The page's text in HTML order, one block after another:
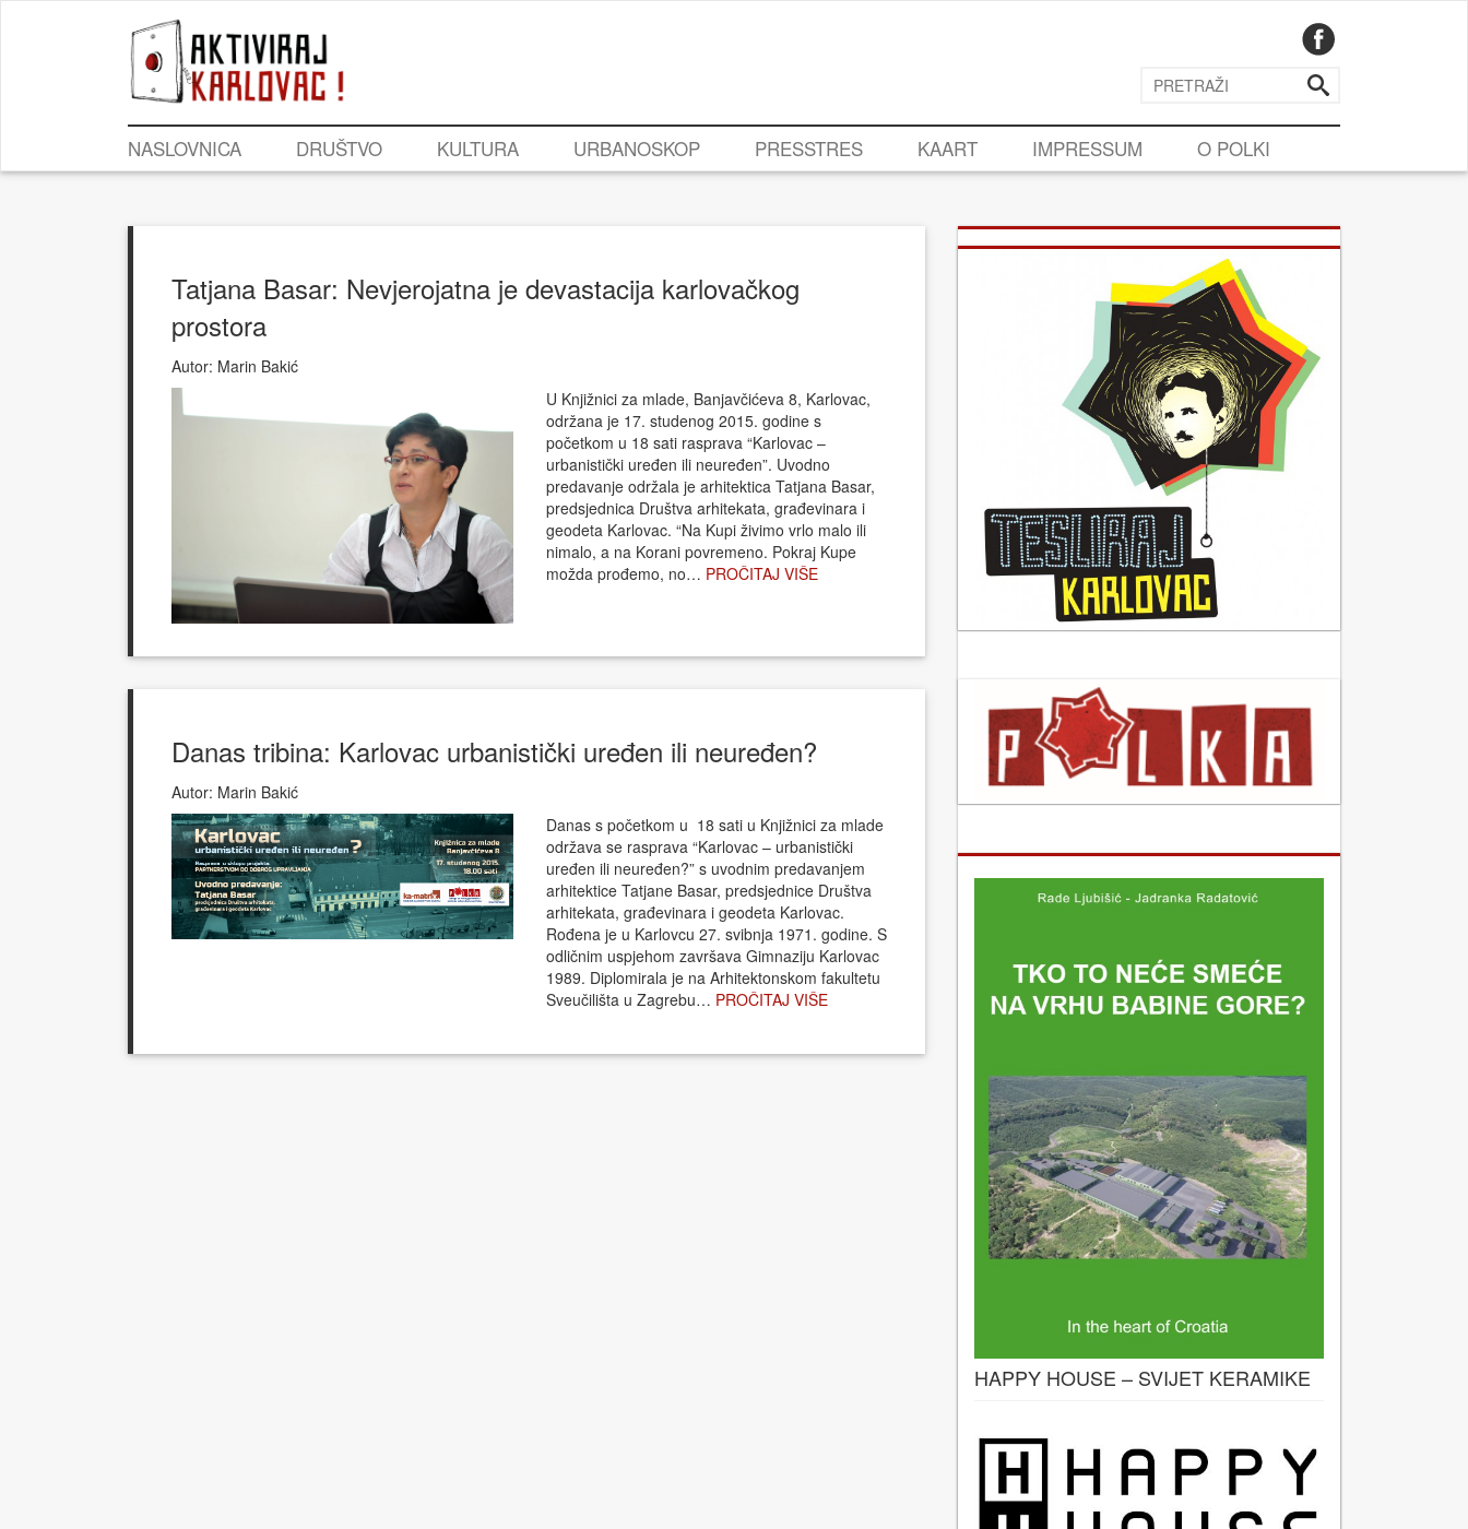
NASLOVNICA DRUŠTVO KULTURA URBANOSKOP PRESSTRES KAART IMPRESSUM O POLKI
Tatjana Basar: Nevjerojatna je devastacija karlovačkog
prostora
Autor: Marin Bakić
U Knjižnici za mlade, Banjavčićeva 8, Karlovac,
održana je 17. studenog 2015. godine s
početkom u 18 sati rasprava “Karlovac –
urbanistički uređen ili neuređen”. Uvodno
predavanje održala je arhitektica Tatjana Basar,
predsjednica Društva arhitekata, građevinara i
geodeta Karlovac. “Na Kupi živimo vrlo malo ili
nimalo, a na Korani povremeno. Pokraj Kupe
možda prođemo, no… PROČITAJ VIŠE
Danas tribina: Karlovac urbanistički uređen ili neuređen?
Autor: Marin Bakić
Danas s početkom u 18 sati u Knjižnici za mlade
održava se rasprava “Karlovac – urbanistički
uređen ili neuređen?” s uvodnim predavanjem
arhitektice Tatjane Basar, predsjednice Društva
arhitekata, građevinara i geodeta Karlovac.
Rođena je u Karlovcu 27. svibnja 1971. godine. S
odličnim uspjehom završava Gimnaziju Karlovac
1989. Diplomirala je na Arhitektonskom fakultetu
Sveučilišta u Zagrebu… PROČITAJ VIŠE
HAPPY HOUSE – SVIJET KERAMIKE